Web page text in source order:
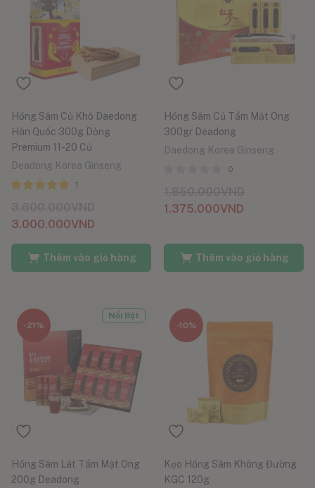
Hồng Sâm Củ Khô Daedong
Hàn Quốc 300g Dòng
Premium 11-20 Củ
Deadong Korea Ginseng
5.00
1
3.000.000VND
Thêm vào giỏ hàng
Hồng Sâm Củ Tẩm Mật Ong
300gr Deadong
Daedong Korea Ginseng
0
1.375.000VND
Thêm vào giỏ hàng
-21%
Nổi Bật
Hồng Sâm Lát Tẩm Mật Ong
200g Deadong
-10%
Kẹo Hồng Sâm Không Đường
KGC 120g